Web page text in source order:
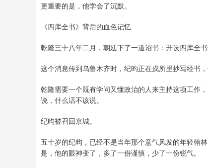
更重要的是，他学会了沉默。
《四库全书》背后的血色记忆
乾隆三十八年二月，朝廷下了一道诏书：开设四库全书
这个消息传到乌鲁木齐时，纪昀正在戍所里抄写经书
乾隆需要一个既有学问又懂政治的人来主持这项工作
说，什么话不该说。
纪昀被召回京城。
五十岁的纪昀，已经不是当年那个意气风发的年轻翰
是，他的眼神变了，多了一份谨慎，少了一份锐气。